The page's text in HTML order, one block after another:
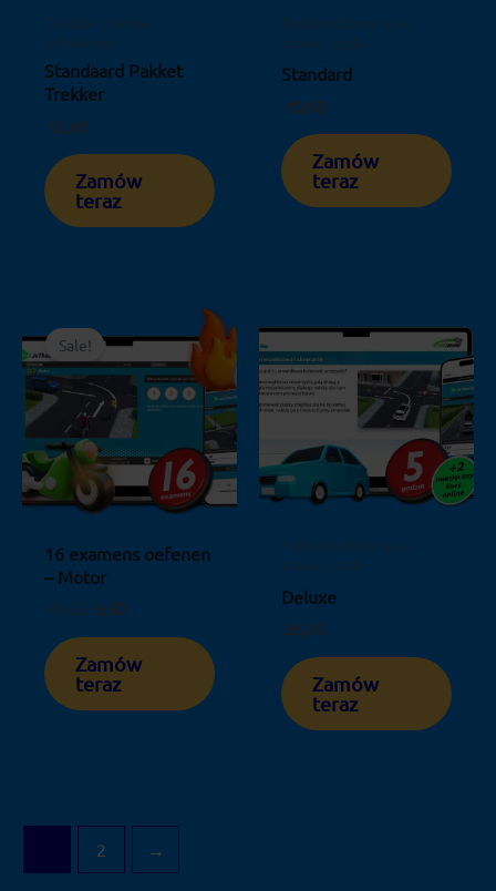
Standaard Pakket
Trekker
12,60
Zamów
teraz
Standard
10,68
Zamów
teraz
Sale!
16 examens oefenen
– Motor
cena
wynosiła:
19,25.
9,50
cena
wynosi:
9,50.
Zamów
teraz
Deluxe
26,95
Zamów
teraz
2 →